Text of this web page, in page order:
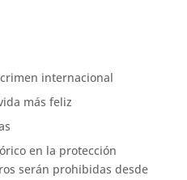
internacional
más feliz
en la protección
serán prohibidas desde